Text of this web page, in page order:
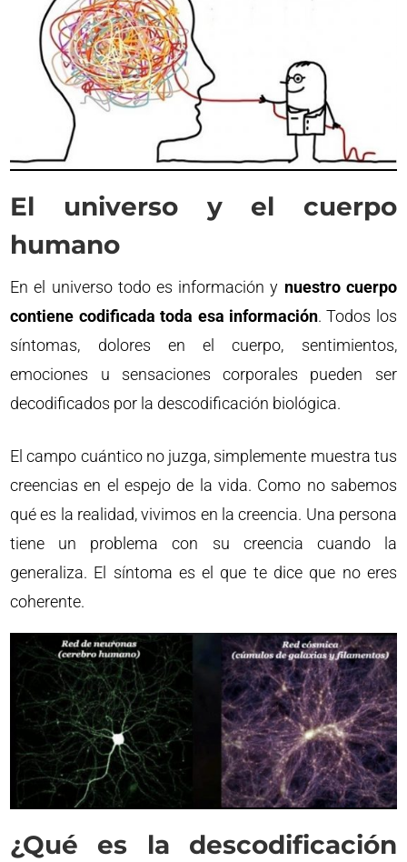
El universo y el cuerpo
humano
En el universo todo es información y nuestro cuerpo
contiene codificada toda esa información. Todos los
síntomas, dolores en el cuerpo, sentimientos,
emociones u sensaciones corporales pueden ser
decodificados por la descodificación biológica.
El campo cuántico no juzga, simplemente muestra tus
creencias en el espejo de la vida. Como no sabemos
qué es la realidad, vivimos en la creencia. Una persona
tiene un problema con su creencia cuando la
generaliza. El síntoma es el que te dice que no eres
coherente.
¿Qué es la descodificación